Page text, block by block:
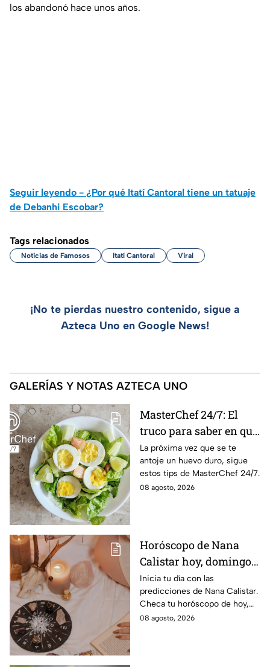
los abandonó hace unos años.
Seguir leyendo - ¿Por qué Itatí Cantoral tiene un tatuaje
de Debanhi Escobar?
Tags relacionados
Noticias de Famosos Itatí Cantoral Viral
¡No te pierdas nuestro contenido, sigue a
Azteca Uno en Google News!
GALERÍAS Y NOTAS AZTECA UNO
MasterChef 24/7: El
truco para saber en qué
momento está listo un
huevo cocido
La próxima vez que se te
antoje un huevo duro, sigue
estos tips de MasterChef 24/7.
08 agosto, 2026
Horóscopo de Nana
Calistar hoy, domingo 9
de agosto: estos signos
tendrán ingresos extra
Inicia tu día con las
predicciones de Nana Calistar.
Checa tu horóscopo de hoy,
domingo 9 de agosto, y
08 agosto, 2026